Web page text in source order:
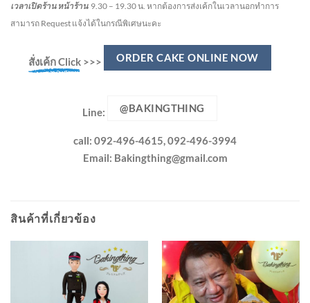
เวลาเปิดร้าน หน้าร้าน 9.30 – 19.30 น. หากต้องการส่งเค้กในเวลานอกทำการ
สามารถ Request แจ้งได้ในกรณีพิเศษนะคะ
สั่งเค้ก Click>>> ORDER CAKE ONLINE NOW
Line: @BAKINGTHING
call: 092-496-4615, 092-496-3994
Email: Bakingthing@gmail.com
สินค้าที่เกี่ยวข้อง